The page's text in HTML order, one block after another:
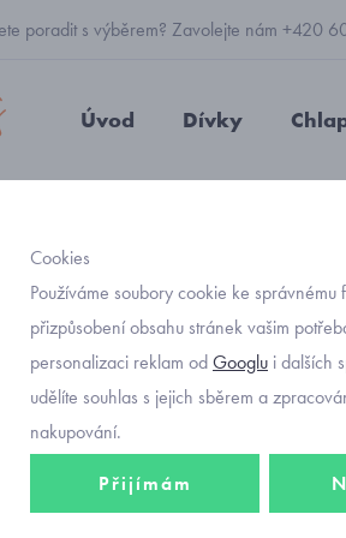
poradit s výběrem? Zavolejte nám +420
Úvod Dívky
Cookies
Používáme soubory cookie ke
přizpůsobení obsahu stránek vašim
personalizaci reklam odGooglu i dalších
udělíte souhlas s jejich sběrem a
nakupování.
Přijímám